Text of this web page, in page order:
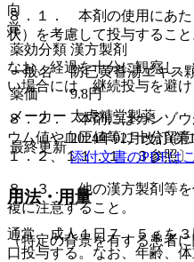
８．１． 本剤の使用にあた
状）を考慮して投与すること
なお、経過を十分に観察し
い場合には、継続投与を避け
８．２． 本剤にはカンゾウ
ウム値や血圧値等に十分留
１．２、１１．１．３参照
８．３． 他の漢方製剤等
複に注意すること。
（特定の背景を有する患者に
向
覚
薬効分類 漢方製剤
一般名
防已黄耆湯エキス
薬価
9.8円
メーカー 太虎精堂製薬
最終更新
2024年02月改訂(第
添付文書のPDFは
用法・用量
通常、成人１日７．５ｇを
口投与する。なお、年齢、